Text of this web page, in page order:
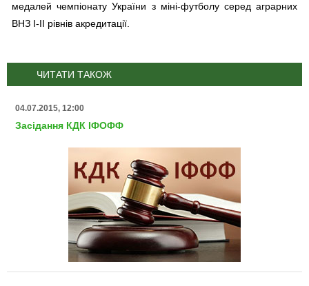
медалей чемпіонату України з міні-футболу серед аграрних
ВНЗ I-II рівнів акредитації.
ЧИТАТИ ТАКОЖ
04.07.2015, 12:00
Засідання КДК ІФОФФ